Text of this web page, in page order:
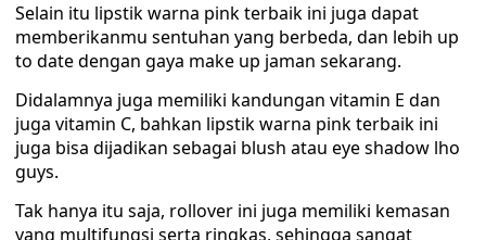
Selain itu lipstik warna pink terbaik ini juga dapat
memberikanmu sentuhan yang berbeda, dan lebih up
to date dengan gaya make up jaman sekarang.
Didalamnya juga memiliki kandungan vitamin E dan
juga vitamin C, bahkan lipstik warna pink terbaik ini
juga bisa dijadikan sebagai blush atau eye shadow lho
guys.
Tak hanya itu saja, rollover ini juga memiliki kemasan
yang multifungsi serta ringkas, sehingga sangat